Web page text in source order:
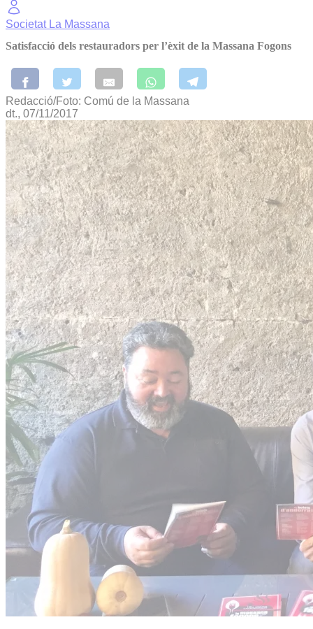
Societat La Massana
Satisfacció dels restauradors per l’èxit de la Massana Fogons
Redacció/Foto: Comú de la Massana
dt., 07/11/2017